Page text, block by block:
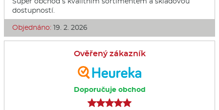
dostupností.
Objednáno: 19. 2. 2026
Ověřený zákazník
Doporučuje obchod